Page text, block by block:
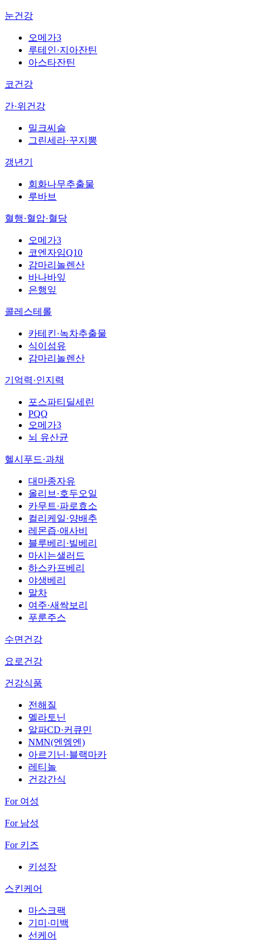
눈건강
오메가3
루테인·지아잔틴
아스타잔틴
코건강
간·위건강
밀크씨슬
그린세라·꾸지뽕
갱년기
회화나무추출물
루바브
혈행·혈압·혈당
오메가3
코엔자임Q10
감마리놀렌산
바나바잎
은행잎
콜레스테롤
카테킨·녹차추출물
식이섬유
감마리놀렌산
기억력·인지력
포스파티딜세린
PQQ
오메가3
뇌 유산균
헬시푸드·과채
대마종자유
올리브·호두오일
카무트·파로효소
컬리케일·양배추
레몬즙·애사비
블루베리·빌베리
마시는샐러드
하스카프베리
야생베리
말차
여주·새싹보리
푸룬주스
수면건강
요로건강
건강식품
전해질
멜라토닌
알파CD·커큐민
NMN(엔엠엔)
아르기닌·블랙마카
레티놀
건강간식
For 여성
For 남성
For 키즈
키성장
스킨케어
마스크팩
기미·미백
선케어